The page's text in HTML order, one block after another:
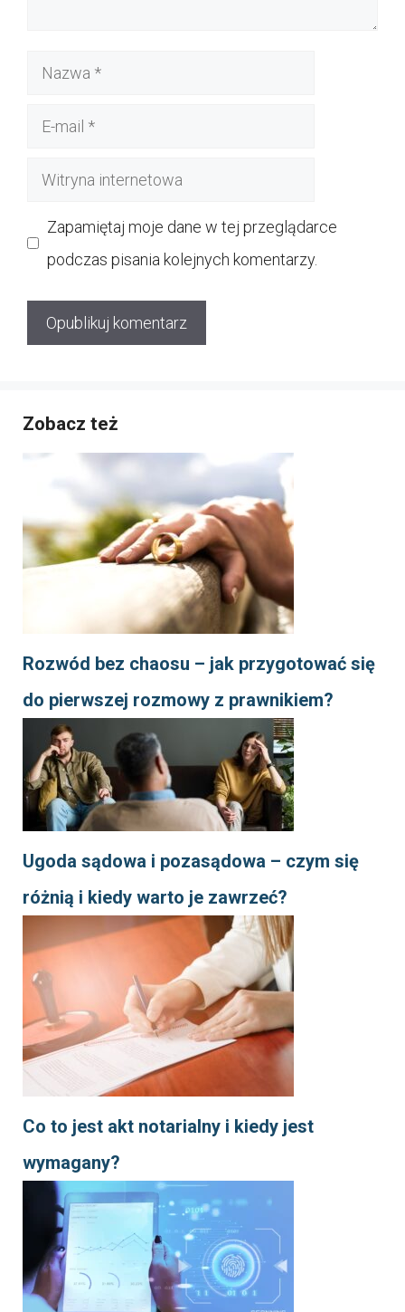
Nazwa
Witryna
Zapamiętaj moje dane w tej przeglądarce
podczas pisania kolejnych komentarzy.
Zobacz też
Rozwód bez chaosu – jak przygotować się
do pierwszej rozmowy z prawnikiem?
Ugoda sądowa i pozasądowa – czym się
różnią i kiedy warto je zawrzeć?
Co to jest akt notarialny i kiedy jest
wymagany?